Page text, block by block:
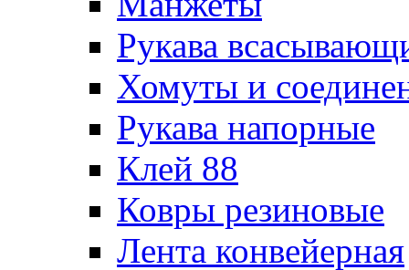
Рукава
Хомуты и
Рукава напорные
Клей 88
Ковры резиновые
Лента конвейерная